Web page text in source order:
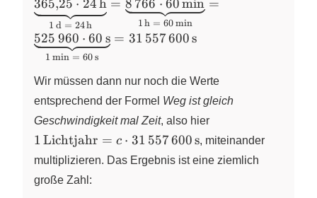
24\,\text{h}}_{1\,\text{d}~=~24\,\text{h}}
\underbrace{8\,766 \cdot
31\,557\,600\,\text{s}
1 d = 24h
365,25 ⋅ 24h =
1 h = 60min
8 766 ⋅ 60min =
1 min = 60s
525 960 ⋅ 60 s = 31 557600 s
Wir müssen dann nur noch die Werte
entsprechend der Formel Weg ist gleich
Geschwindigkeit mal Zeit, also hier
c \cdot
1 Lichtjahr = c ⋅ 31 557600s, miteinander
multiplizieren. Das Ergebnis ist eine ziemlich
große Zahl: